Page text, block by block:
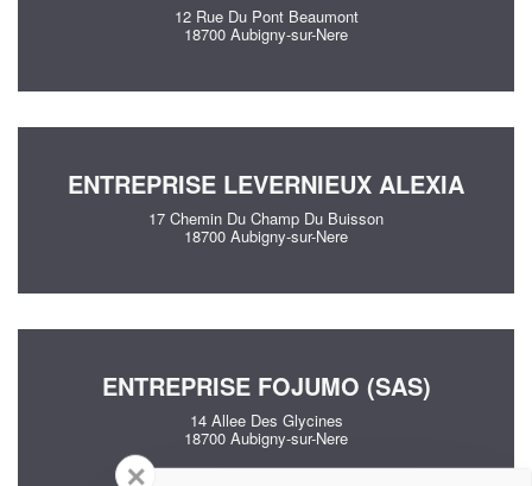
12 Rue Du Pont Beaumont
18700 Aubigny-sur-Nere
ENTREPRISE LEVERNIEUX ALEXIA
17 Chemin Du Champ Du Buisson
18700 Aubigny-sur-Nere
ENTREPRISE FOJUMO (SAS)
14 Allee Des Glycines
18700 Aubigny-sur-Nere
✕